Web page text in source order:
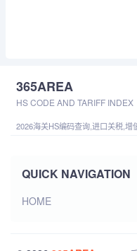
365AREA
HS CODE AND TARIFF INDEX
2026海关HS编码查询,进口关税,
QUICK NAVIGATION
HOME